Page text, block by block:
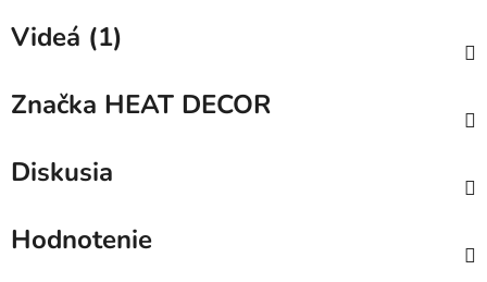
Videá (1)
Značka HEAT DECOR
Diskusia
Hodnotenie